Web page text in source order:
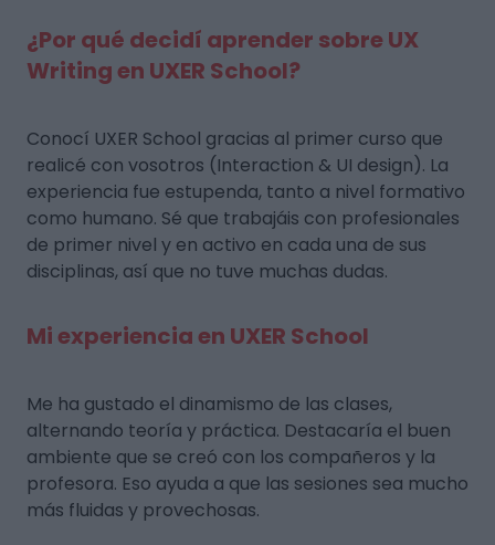
¿Por qué decidí aprender sobre UX
Writing en UXER School?
Conocí UXER School gracias al primer curso que
realicé con vosotros (Interaction & UI design). La
experiencia fue estupenda, tanto a nivel formativo
como humano. Sé que trabajáis con profesionales
de primer nivel y en activo en cada una de sus
disciplinas, así que no tuve muchas dudas.
Mi experiencia en UXER School
Me ha gustado el dinamismo de las clases,
alternando teoría y práctica. Destacaría el buen
ambiente que se creó con los compañeros y la
profesora. Eso ayuda a que las sesiones sea mucho
más fluidas y provechosas.